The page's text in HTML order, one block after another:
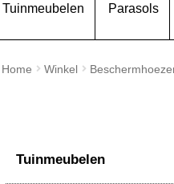
Tuinmeubelen Parasols
Home Winkel
Tuinmeubelen